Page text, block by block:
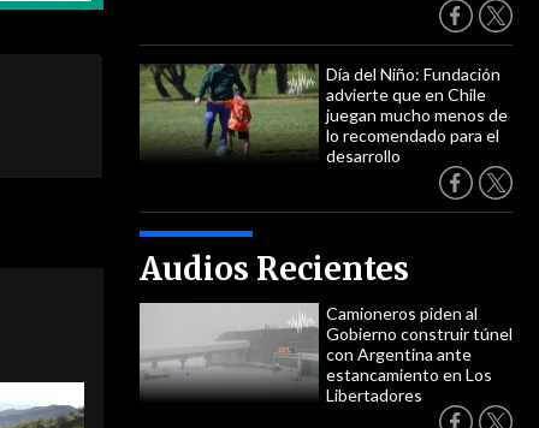
Día del Niño: Fundación
advierte que en Chile
juegan mucho menos de
lo recomendado para el
desarrollo
Audios Recientes
Camioneros piden al
Gobierno construir túnel
con Argentina ante
estancamiento en Los
Libertadores